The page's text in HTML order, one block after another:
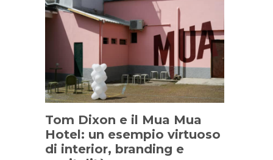
Tom Dixon e il Mua Mua
Hotel: un esempio virtuoso
di interior, branding e